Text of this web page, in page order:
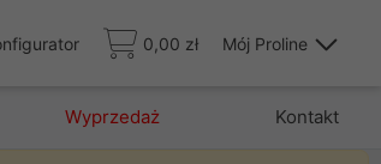
0,00 zł Mój Proline
Wyprzedaż Kontakt